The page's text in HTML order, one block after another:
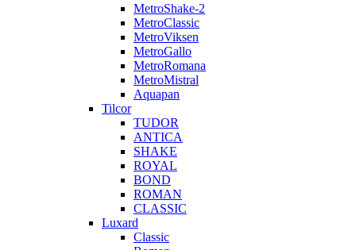
MetroShake-2
MetroClassic
MetroViksen
MetroGallo
MetroRomana
MetroMistral
Aquapan
Tilcor
TUDOR
ANTICA
SHAKE
ROYAL
BOND
ROMAN
CLASSIC
Luxard
Classic